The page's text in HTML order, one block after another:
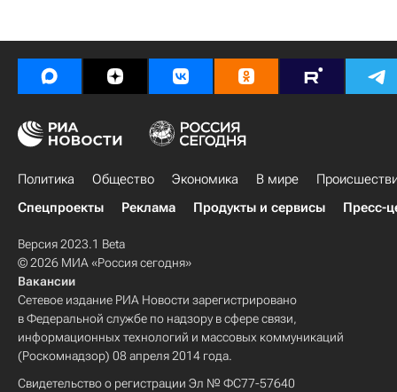
Политика Общество Экономика В мире
Спецпроекты
Реклама Продукты и сервисы Пресс-
Версия 2023.1 Beta
© 2026 МИА «Россия сегодня»
Вакансии
Сетевое издание РИА Новости зарегистрировано
в Федеральной службе по надзору в сфере связи,
информационных технологий и массовых коммуникаций
(Роскомнадзор) 08 апреля 2014 года.
Свидетельство о регистрации Эл № ФС77-57640